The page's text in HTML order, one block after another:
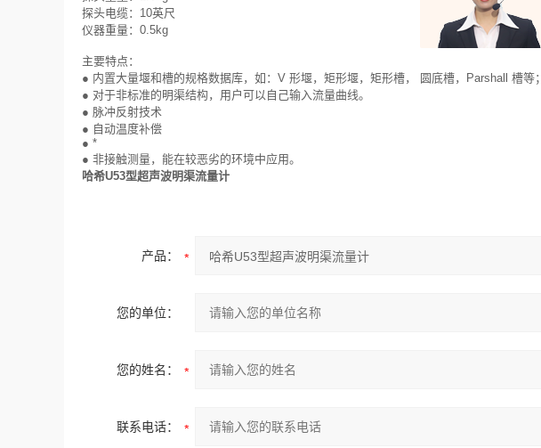
探头电缆：10英尺
仪器重量：0.5kg
主要特点：
● 内置大量堰和槽的规格数据库，如：V 形堰，矩形堰，矩形槽， 圆底槽，Parshall 槽等；
● 对于非标准的明渠结构，用户可以自己输入流量曲线。
● 脉冲反射技术
● 自动温度补偿
● *
● 非接触测量，能在较恶劣的环境中应用。
哈希U53型超声波明渠流量计
产品：
您的单位：
您的姓名：
联系电话：